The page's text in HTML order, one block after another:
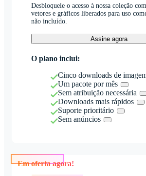
Desbloqueie o acesso à nossa coleção
vetores e gráficos liberados para uso
não incluído.
Assine agora
O plano inclui:
Cinco downloads de
Um pacote por mês
Sem atribuição necessária
Downloads mais rápidos
Suporte prioritário
Sem anúncios